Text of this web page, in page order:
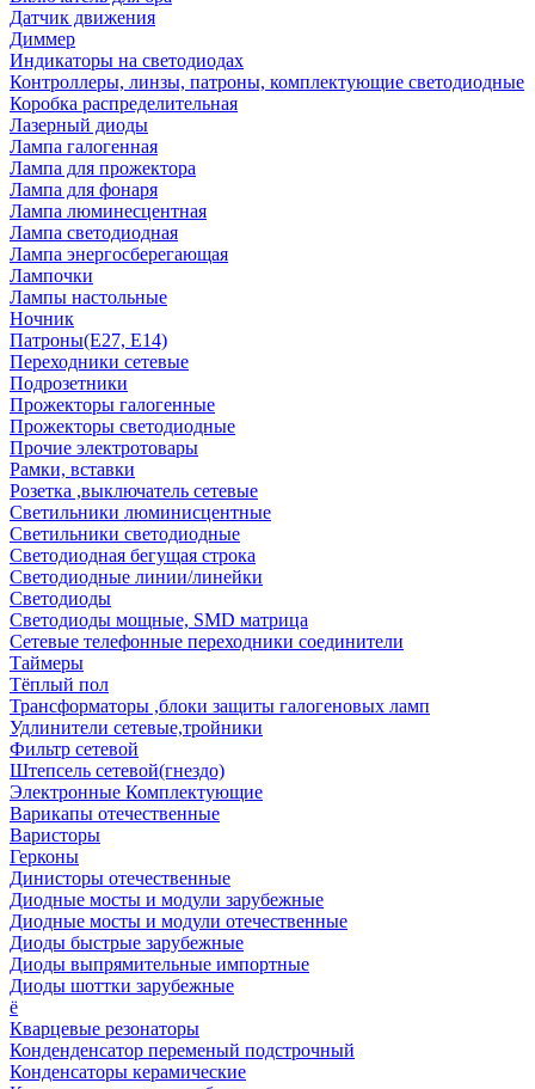
Датчик движения
Диммер
Индикаторы на светодиодах
Контроллеры, линзы, патроны, комплектующие светодиодные
Коробка распределительная
Лазерный диоды
Лампа галогенная
Лампа для прожектора
Лампа для фонаря
Лампа люминесцентная
Лампа светодиодная
Лампа энергосберегающая
Лампочки
Лампы настольные
Ночник
Патроны(Е27, Е14)
Переходники сетевые
Подрозетники
Прожекторы галогенные
Прожекторы светодиодные
Прочие электротовары
Рамки, вставки
Розетка ,выключатель сетевые
Светильники люминисцентные
Светильники светодиодные
Светодиодная бегущая строка
Светодиодные линии/линейки
Светодиоды
Светодиоды мощные, SMD матрица
Сетевые телефонные переходники соединители
Таймеры
Тёплый пол
Трансформаторы ,блоки защиты галогеновых ламп
Удлинители сетевые,тройники
Фильтр сетевой
Штепсель сетевой(гнездо)
Электронные Комплектующие
Варикапы отечественные
Варисторы
Герконы
Динисторы отечественные
Диодные мосты и модули зарубежные
Диодные мосты и модули отечественные
Диоды быстрые зарубежные
Диоды выпрямительные импортные
Диоды шоттки зарубежные
ё
Кварцевые резонаторы
Конденденсатор переменый подстрочный
Конденсаторы керамические